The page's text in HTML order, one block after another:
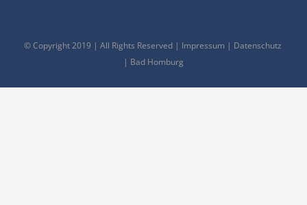
© Copyright 2019 | All Rights Reserved | Impressum | Datenschutz
| Bad Homburg